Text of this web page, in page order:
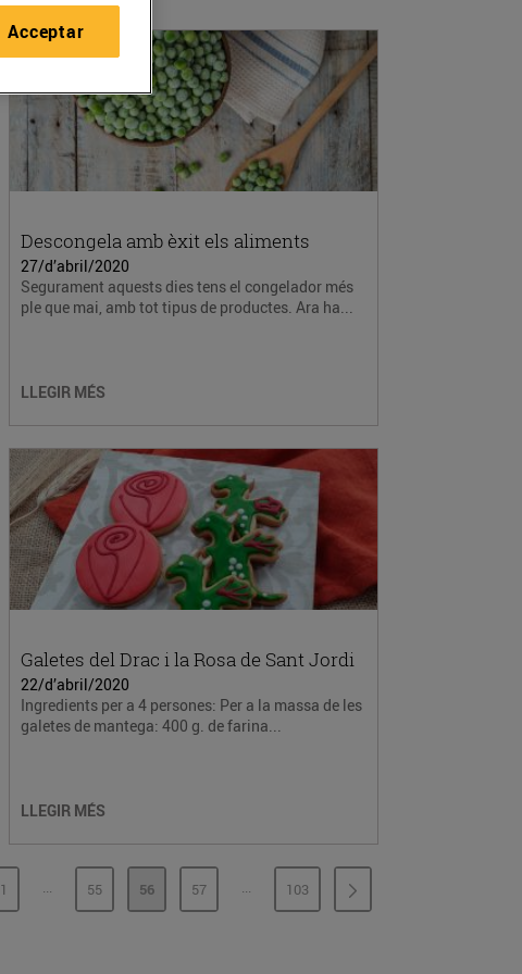
Descongela amb èxit els aliments
27/d’abril/2020
Segurament aquests dies tens el congelador més
ple que mai, amb tot tipus de productes. Ara ha...
LLEGIR MÉS
Galetes del Drac i la Rosa de Sant Jordi
22/d’abril/2020
Ingredients per a 4 persones: Per a la massa de les
galetes de mantega: 400 g. de farina...
LLEGIR MÉS
PÀGINA
1 ...PÀGINES INTERMÈDIES
PÀGINA
55 PÀGINA
56 PÀGINA
57 ...PÀGINES INTERMÈDIES
PÀGINA
103
Acceptar